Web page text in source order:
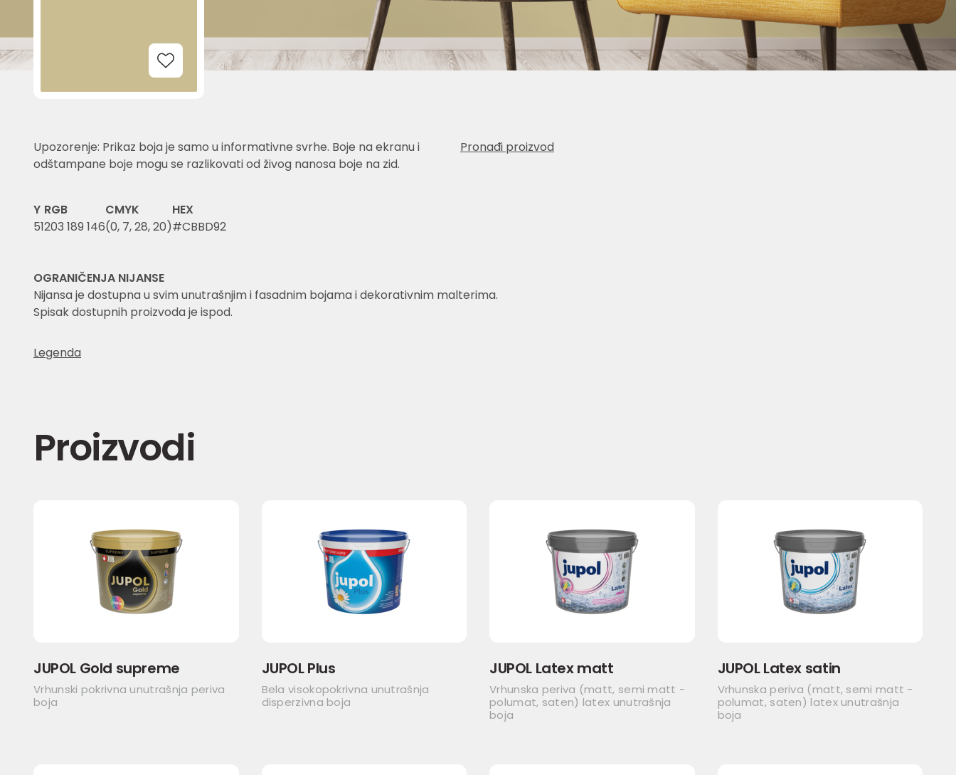
Add to Wishlist
Upozorenje: Prikaz boja je samo u informativne svrhe. Boje na ekranu i
odštampane boje mogu se razlikovati od živog nanosa boje na zid.
Pronađi proizvod
Y
51
RGB
203 189 146
CMYK
(0, 7, 28, 20)
HEX
#CBBD92
OGRANIČENJA NIJANSE
Nijansa je dostupna u svim unutrašnjim i fasadnim bojama i dekorativnim malterima.
Spisak dostupnih proizvoda je ispod.
Legenda
Proizvodi
JUPOL Gold supreme
Vrhunski pokrivna unutrašnja periva
boja
JUPOL Plus
Bela visokopokrivna unutrašnja
disperzivna boja
JUPOL Latex matt
Vrhunska periva (matt, semi matt -
polumat, saten) latex unutrašnja
boja
JUPOL Latex satin
Vrhunska periva (matt, semi matt -
polumat, saten) latex unutrašnja
boja